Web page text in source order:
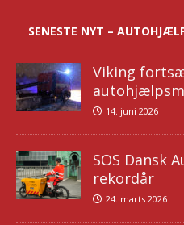
SENESTE NYT –
Viking
14. juni 2026
SOS Dansk
rekordår
24. marts 2026